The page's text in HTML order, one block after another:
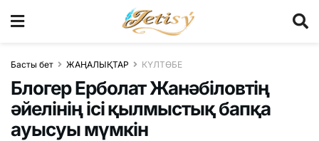
Басты бет ЖАҢАЛЫҚТАР КҮЛТӨБЕ
Блогер Ерболат Жанәбіловтің
әйелінің ісі қылмыстық бапқа
ауысуы мүмкін